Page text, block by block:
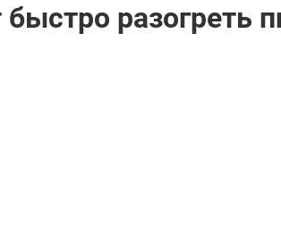
быстро разогреть